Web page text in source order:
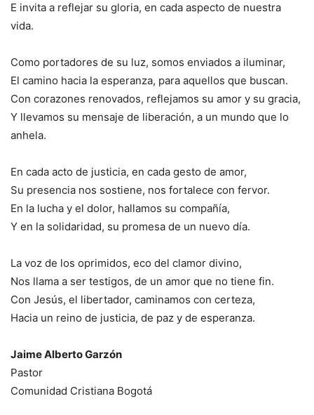
E invita a reflejar su gloria, en cada aspecto de nuestra
vida.
Como portadores de su luz, somos enviados a iluminar,
El camino hacia la esperanza, para aquellos que buscan.
Con corazones renovados, reflejamos su amor y su gracia,
Y llevamos su mensaje de liberación, a un mundo que lo
anhela.
En cada acto de justicia, en cada gesto de amor,
Su presencia nos sostiene, nos fortalece con fervor.
En la lucha y el dolor, hallamos su compañía,
Y en la solidaridad, su promesa de un nuevo día.
La voz de los oprimidos, eco del clamor divino,
Nos llama a ser testigos, de un amor que no tiene fin.
Con Jesús, el libertador, caminamos con certeza,
Hacia un reino de justicia, de paz y de esperanza.
Jaime Alberto Garzón
Pastor
Comunidad Cristiana Bogotá